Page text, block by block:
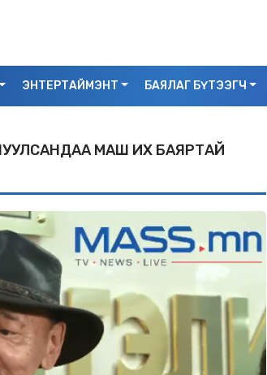
ЭНТЕРТАЙМЭНТ БАЯЛАГ БҮТЭЭГЧ
МАШ ИХ БАЯРТАЙ
С.БАЯРБИЛЭГ: ДРАГОН ТӨВИЙН 3 ДАВХРААС
УНАСАН 25 НАСТАЙ ЭМЭГТЭЙ АМИА ХОРЛОСОН
БАЙЖ БОЛЗОШГҮЙ